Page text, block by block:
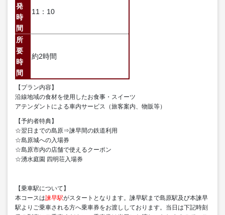
発
時
間
11：10
所
要
時
間
約2時間
【プラン内容】
沿線地域の食材を使用したお食事・スイーツ
アテンダントによる車内サービス（旅客案内、物販等）
【予約者特典】
☆翌日までの島原⇒諫早間の鉄道利用
☆島原城への入場券
☆島原市内の店舗で使えるクーポン
☆湧水庭園 四明荘入場券
【乗車駅について】
本コースは諫早駅がスタートとなります。諫早駅まで島原駅及び本諫早
駅よりご乗車される方へ乗車券をお渡ししております。当日は下記時刻